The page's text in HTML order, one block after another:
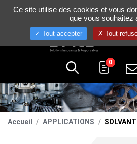
+33 (0)4 75 58 80
0
Accueil APPLICATIONS SOLVANT
Gestion de vos préférences sur les
Ce site utilise des cookies et vous
que vous souhaitez
Tout accepter Tout